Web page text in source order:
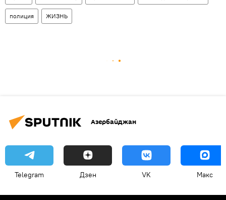
полиция ЖИЗНЬ
Азербайджан
Telegram Дзен VK Макс